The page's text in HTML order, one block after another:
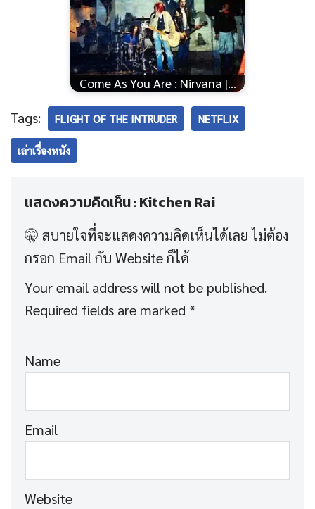
Come As You Are : Nirvana |…
Tags: FLIGHT OF THE INTRUDER NETFLIX
เล่าเรื่องหนัง
แสดงความคิดเห็น : Kitchen Rai
Your email address will not be published.
Required fields are marked *
Name
Email
Website